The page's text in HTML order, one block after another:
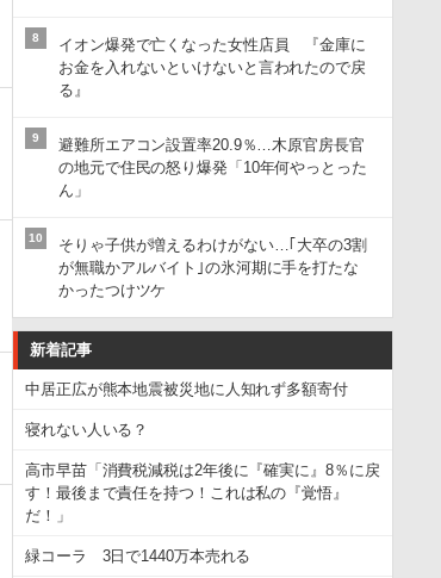
8
イオン爆発で亡くなった女性店員 『金庫に
お金を入れないといけないと言われたので戻
る』
9
避難所エアコン設置率20.9％…木原官房長官
の地元で住民の怒り爆発「10年何やっとった
ん」
10
そりゃ子供が増えるわけがない…｢大卒の3割
が無職かアルバイト｣の氷河期に手を打たな
かったつけツケ
新着記事
中居正広が熊本地震被災地に人知れず多額寄付
寝れない人いる？
高市早苗「消費税減税は2年後に『確実に』8％に戻
す！最後まで責任を持つ！これは私の『覚悟』
だ！」
緑コーラ 3日で1440万本売れる